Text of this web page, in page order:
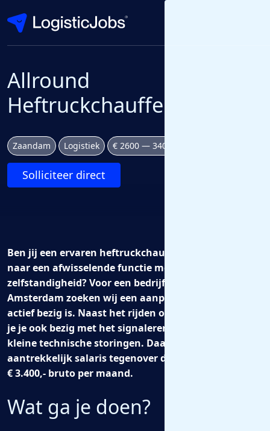
Allround
Heftruckchauffeur
Zaandam Logistiek € 2600 — 3400 bruto per maand
Solliciteer direct
Ben jij een ervaren heftruckchauffeur en op zoek
naar een afwisselende functie met veel
zelfstandigheid? Voor een bedrijf in de regio
Amsterdam zoeken wij een aanpakker die graag
actief bezig is. Naast het rijden op de heftruck houd
je je ook bezig met het signaleren en oplossen van
kleine technische storingen. Daar staat een
aantrekkelijk salaris tegenover dat kan oplopen tot
€ 3.400,- bruto per maand.
Wat ga je doen?